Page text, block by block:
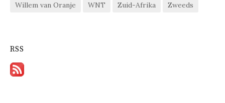
Willem van Oranje
WNT Zuid-Afrika Zweeds
RSS